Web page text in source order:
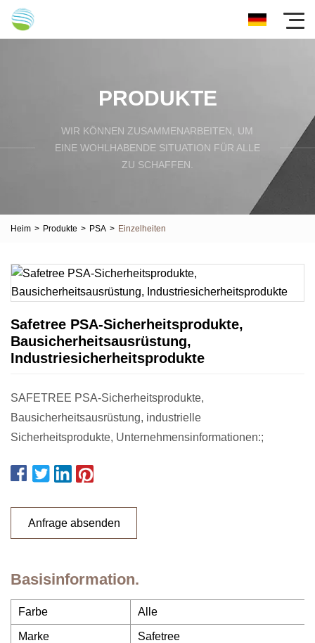
PRODUKTE
WIR KÖNNEN ZUSAMMENARBEITEN, UM
EINE WOHLHABENDE SITUATION FÜR ALLE
ZU SCHAFFEN.
Heim > Produkte > PSA > Einzelheiten
Safetree PSA-Sicherheitsprodukte,
Bausicherheitsausrüstung,
Industriesicherheitsprodukte
SAFETREE PSA-Sicherheitsprodukte,
Bausicherheitsausrüstung, industrielle
Sicherheitsprodukte, Unternehmensinformationen:;
Anfrage absenden
Basisinformation.
Farbe Alle
Marke Safetree